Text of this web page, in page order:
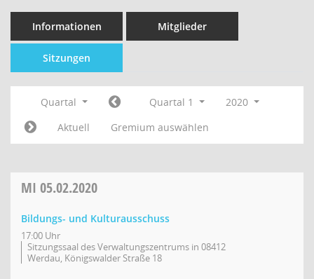
Informationen Mitglieder
Sitzungen
Quartal Quartal 1
2020
Aktuell
Gremium auswählen
MI 05.02.2020
Bildungs- und Kulturausschuss
17:00 Uhr
Sitzungssaal des Verwaltungszentrums in 08412
Werdau, Königswalder Straße 18